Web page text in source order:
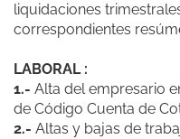
liquidaciones
correspondientes
LABORAL :
1.- Alta del empresario
de Código Cuenta de
2.- Altas y bajas de